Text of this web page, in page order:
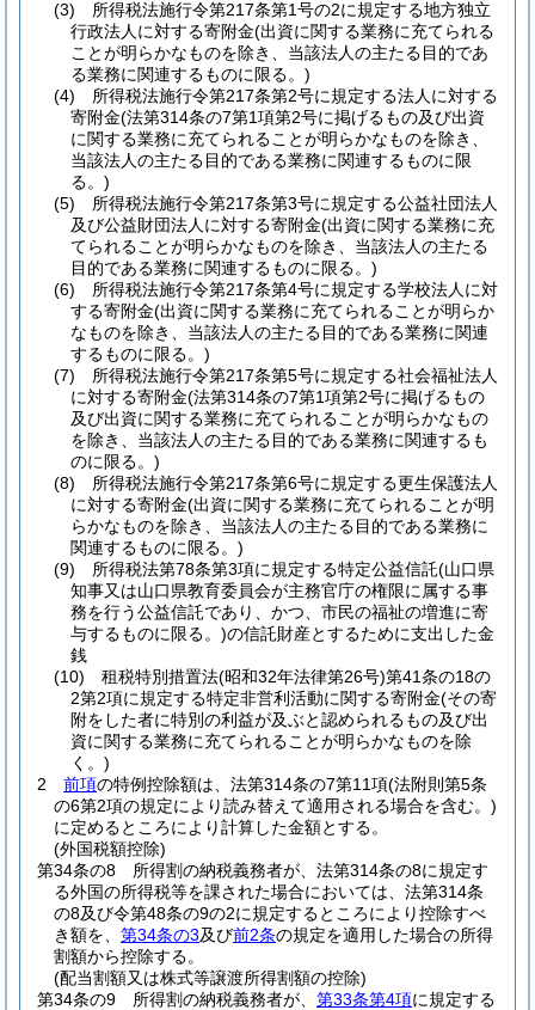
(3)
所得税法施行令第217条第1号の2に規定する地方独立
行政法人に対する寄附金(出資に関する業務に充てられる
ことが明らかなものを除き、当該法人の主たる目的であ
る業務に関連するものに限る。)
(4)
所得税法施行令第217条第2号に規定する法人に対する
寄附金(法第314条の7第1項第2号に掲げるもの及び出資
に関する業務に充てられることが明らかなものを除き、
当該法人の主たる目的である業務に関連するものに限
る。)
(5)
所得税法施行令第217条第3号に規定する公益社団法人
及び公益財団法人に対する寄附金(出資に関する業務に充
てられることが明らかなものを除き、当該法人の主たる
目的である業務に関連するものに限る。)
(6)
所得税法施行令第217条第4号に規定する学校法人に対
する寄附金(出資に関する業務に充てられることが明らか
なものを除き、当該法人の主たる目的である業務に関連
するものに限る。)
(7)
所得税法施行令第217条第5号に規定する社会福祉法人
に対する寄附金(法第314条の7第1項第2号に掲げるもの
及び出資に関する業務に充てられることが明らかなもの
を除き、当該法人の主たる目的である業務に関連するも
のに限る。)
(8)
所得税法施行令第217条第6号に規定する更生保護法人
に対する寄附金(出資に関する業務に充てられることが明
らかなものを除き、当該法人の主たる目的である業務に
関連するものに限る。)
(9)
所得税法第78条第3項に規定する特定公益信託(山口県
知事又は山口県教育委員会が主務官庁の権限に属する事
務を行う公益信託であり、かつ、市民の福祉の増進に寄
与するものに限る。)の信託財産とするために支出した金
銭
(10)
租税特別措置法(昭和32年法律第26号)第41条の18の
2第2項に規定する特定非営利活動に関する寄附金(その寄
附をした者に特別の利益が及ぶと認められるもの及び出
資に関する業務に充てられることが明らかなものを除
く。)
2
前項の特例控除額は、法第314条の7第11項(法附則第5条
の6第2項の規定により読み替えて適用される場合を含む。)
に定めるところにより計算した金額とする。
(外国税額控除)
第34条の8
所得割の納税義務者が、法第314条の8に規定す
る外国の所得税等を課された場合においては、法第314条
の8及び令第48条の9の2に規定するところにより控除すべ
き額を、 第34条の3及び前2条の規定を適用した場合の所得
割額から控除する。
(配当割額又は株式等譲渡所得割額の控除)
第34条の9
所得割の納税義務者が、 第33条第4項に規定する